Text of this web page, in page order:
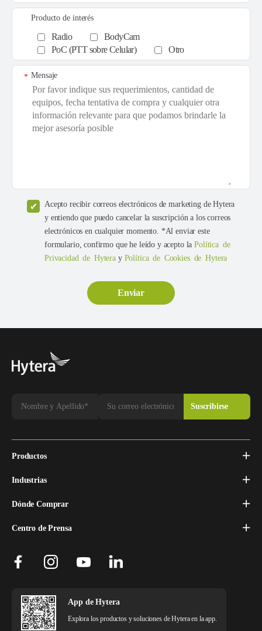
Producto de interés
Radio
BodyCam
PoC (PTT sobre Celular)
Otro
Mensaje
*
Acepto recibir correos electrónicos de marketing de Hytera
y entiendo que puedo cancelar la suscripción a los correos
electrónicos en cualquier momento. *Al enviar este
formulario, confirmo que he leído y acepto laPolítica de
Privacidad de Hytera y Política de Cookies de Hytera
Productos
Industrias
Dónde Comprar
Centro de Prensa
App de Hytera
Explora los productos y soluciones de Hytera en la app.